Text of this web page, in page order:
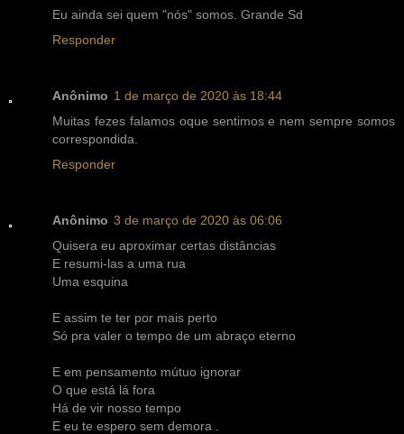
Eu ainda sei quem "nós" somos. Grande Sd
Responder
Anônimo 1 de março de 2020 às 18:44
Muitas fezes falamos oque sentimos e nem sempre somos
correspondida.
Responder
Anônimo 3 de março de 2020 às 06:06
Quisera eu aproximar certas distâncias
E resumi-las a uma rua
Uma esquina
E assim te ter por mais perto
Só pra valer o tempo de um abraço eterno
E em pensamento mútuo ignorar
O que está lá fora
Há de vir nosso tempo
E eu te espero sem demora .